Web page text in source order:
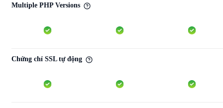
Multiple PHP Versions
Chứng chỉ SSL tự động